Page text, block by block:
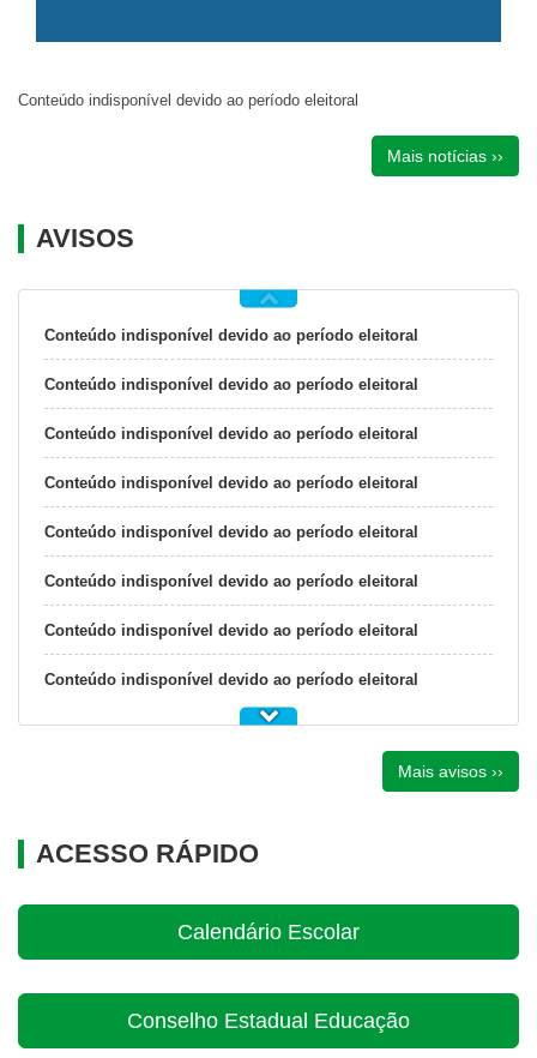
Conteúdo indisponível devido ao período eleitoral
Mais notícias ››
AVISOS
Conteúdo indisponível devido ao período eleitoral
Conteúdo indisponível devido ao período eleitoral
Conteúdo indisponível devido ao período eleitoral
Conteúdo indisponível devido ao período eleitoral
Conteúdo indisponível devido ao período eleitoral
Conteúdo indisponível devido ao período eleitoral
Conteúdo indisponível devido ao período eleitoral
Conteúdo indisponível devido ao período eleitoral
Mais avisos ››
ACESSO RÁPIDO
Calendário Escolar
Conselho Estadual Educação